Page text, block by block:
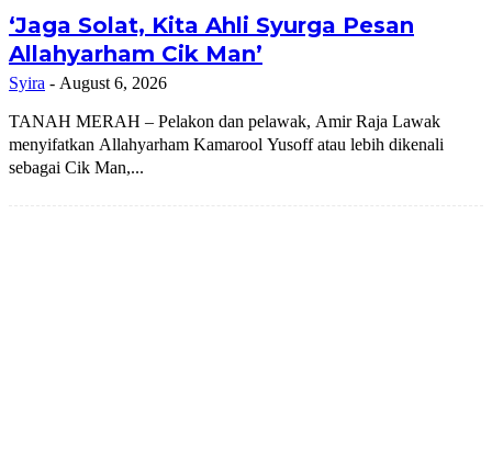
‘Jaga Solat, Kita Ahli Syurga Pesan
Allahyarham Cik Man’
Syira - August 6, 2026
TANAH MERAH – Pelakon dan pelawak, Amir Raja Lawak
menyifatkan Allahyarham Kamarool Yusoff atau lebih dikenali
sebagai Cik Man,...